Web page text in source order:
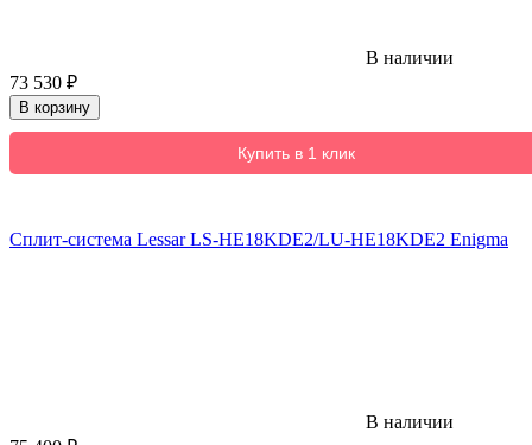
В наличии
73 530 ₽
В корзину
Купить в 1 клик
Сплит-система Lessar LS-HE18KDE2/LU-HE18KDE2 Enigma
В наличии